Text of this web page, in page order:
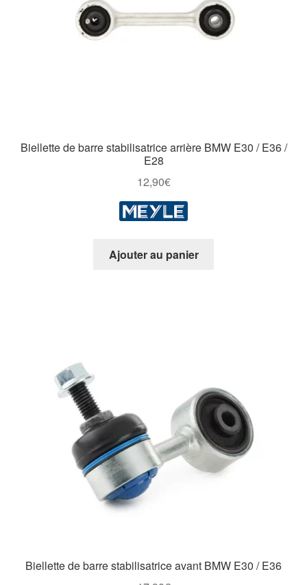
Biellette de barre stabilisatrice arrière BMW E30 / E36 /
E28
12,90€
Ajouter au panier
Biellette de barre stabilisatrice avant BMW E30 / E36